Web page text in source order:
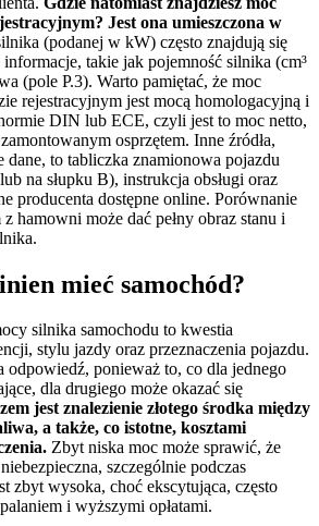
Jest ona umieszczona w
(podanej w kW) często znajdują się
takie jak pojemność silnika (cm³
(pole P.3). Warto pamiętać, że moc
rejestracyjnym jest mocą homologacyjną i
DIN lub ECE, czyli jest to moc netto,
osprzętem. Inne źródła,
dane, to tabliczka znamionowa pojazdu
na słupku B), instrukcja obsługi oraz
producenta dostępne online. Porównanie
hamowni może dać pełny obraz stanu i
mieć samochód?
silnika samochodu to kwestia
stylu jazdy oraz przeznaczenia pojazdu.
odpowiedź, ponieważ to, co dla jednego
dla drugiego może okazać się
jest znalezienie złotego środka między
a także, co istotne, kosztami
Zbyt niska moc może sprawić, że
szczególnie podczas
zbyt wysoka, choć ekscytująca, często
i wyższymi opłatami.